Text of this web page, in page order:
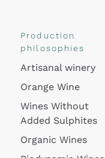
Production
philosophies
Artisanal winery
Orange Wine
Wines Without
Added Sulphites
Organic Wines